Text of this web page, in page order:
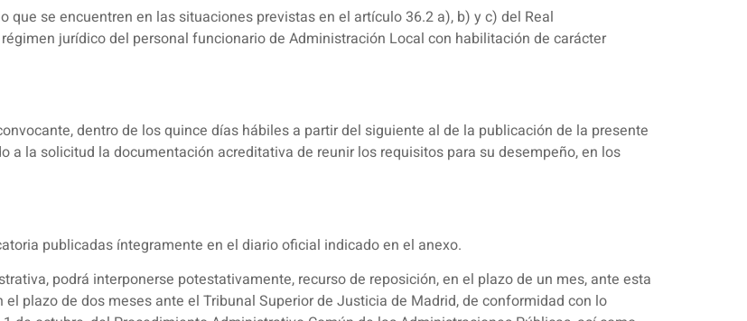
se encuentren en las situaciones previstas en el artículo 36.2 a), b) y c) del Real
jurídico del personal funcionario de Administración Local con habilitación de carácter
dentro de los quince días hábiles a partir del siguiente al de la publicación de la presente
a la solicitud la documentación acreditativa de reunir los requisitos para su desempeño, en los
publicadas íntegramente en el diario oficial indicado en el anexo.
podrá interponerse potestativamente, recurso de reposición, en el plazo de un mes, ante esta
plazo de dos meses ante el Tribunal Superior de Justicia de Madrid, de conformidad con lo